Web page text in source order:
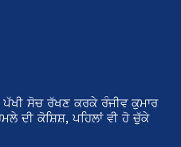
ਪੱਖੀ ਸੋਚ ਰੱਖਣ ਕਰਕੇ ਰੰਜੀਵ ਕੁਮਾਰ
ਦੀ ਕੋਸ਼ਿਸ਼, ਪਹਿਲਾਂ ਵੀ ਹੋ ਚੁੱਕੇ